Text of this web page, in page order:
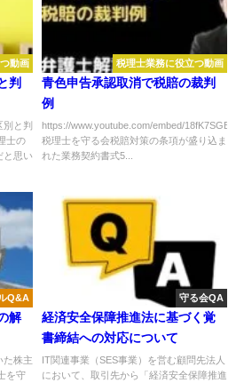
動画
判
と判
士の
と思い
税理士業務に役立つ動画
青色申告承認取消で税賠の裁判
例
https://www.youtube.com/embed/
税理士を守る会税賠対策の条項が盛り込ま
れた業務契約書式5...
Q&A
解
た株主
を守
守る会QA
経済安全保障推進法に基づく覚
書締結への対応について
IT関連事業（SES事業）を営む顧問先法人
において、取引先から「経済安全保障推進